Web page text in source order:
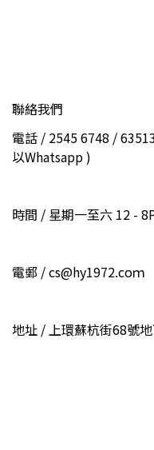
聯絡我們
電話 / 2545 6748 /
以Whatsapp )
時間 / 星期一至六 12 -
電郵 / cs@hy1972.coｍ
地址 / 上環蘇杭街68號